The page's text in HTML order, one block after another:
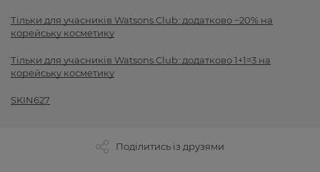
Тільки для учасників Watsons Club: додатково −20% на
корейську косметику
Тільки для учасників Watsons Club: додатково 1+1=3 на
корейську косметику
SKIN627
Поділитись із друзями